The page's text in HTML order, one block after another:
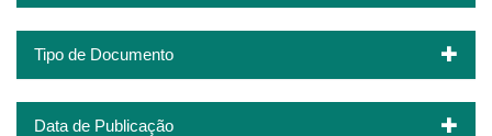
Tipo de Documento
Data de Publicação